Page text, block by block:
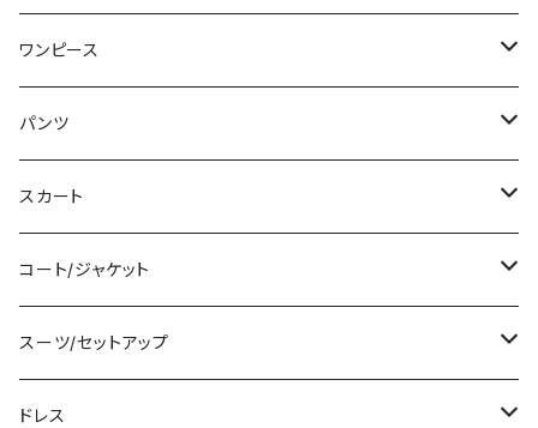
Tシャツ/カットソー
タンクトップ/キャミソール
シャツ/ブラウス
ベアトップ/チューブトップ
カーディガン/ボレロ
ニット/セーター
ワンピース
ミニ/ショート
ミディアム/ミモレ
ロング/マキシ
袖付き
ノースリーブ
パンツ
ショート丈
クロップド丈
ロング丈
デニム
スカート
ミニ/ショート
ミディアム/ミモレ
ロング
コート/ジャケット
コート
ジャケット
スーツ/セットアップ
パンツスーツ
ドレス